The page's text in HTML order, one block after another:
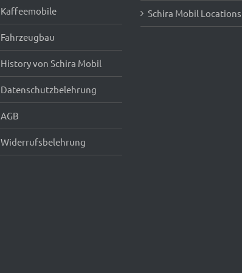
Kaffeemobile
Fahrzeugbau
History von Schira Mobil
Datenschutzbelehrung
AGB
Widerrufsbelehrung
Schira Mobil Locations